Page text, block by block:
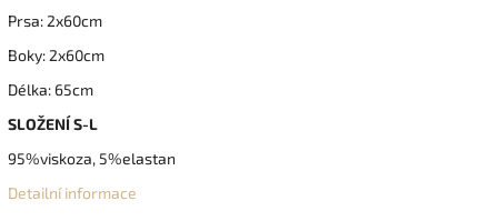
Prsa: 2x60cm
Boky: 2x60cm
Délka: 65cm
SLOŽENÍ S-L
95%viskoza, 5%elastan
Detailní informace